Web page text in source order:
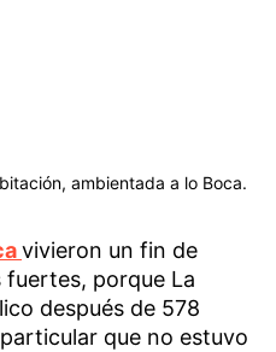
ambientada a lo Boca.
vivieron un fin de
fuertes, porque La
después de 578
que no estuvo